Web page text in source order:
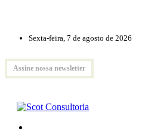
Sexta-feira, 7 de agosto de 2026
Assine nossa newsletter